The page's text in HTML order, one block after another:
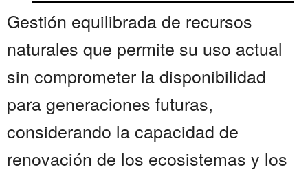
Gestión equilibrada de recursos
naturales que permite su uso actual
sin comprometer la disponibilidad
para generaciones futuras,
considerando la capacidad de
renovación de los ecosistemas y los